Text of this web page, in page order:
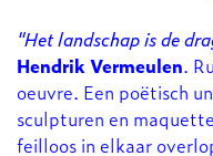
"Het landschap is de
Hendrik Vermeulen.
oeuvre. Een poëtisch
sculpturen en
feilloos in elkaar